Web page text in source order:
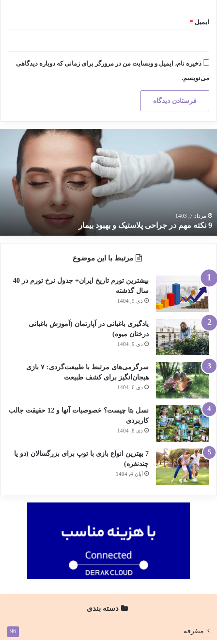
ایمیل *
ذخیره نام، ایمیل و وبسایت من در مرورگر برای زمانی که دوباره دیدگاهی
می‌نویسم.
مهم
جراحی
پلاستیک
و
بیمارمرداد 7, 1403
9 نکته مهم در جراحی پلاستیک و بهبود بیمار
مرتبط با این موضوع
بیشترین تورم تاریخ ایران+ جدول نرخ تورم در 40
سال گذشته
دی 9, 1404
یادگیری باغبانی در آپارتمان (آموزش باغبانی
درختان میوه)
دی 9, 1404
سرگرمی‌های مرتبط با طبیعت‌گردی: ۷ بازی
هیجان‌انگیز برای کشف طبیعت
دی 6, 1404
نسل بتا چیست؟ خصوصیات آنها و 12 حقیقت جالب
کاربردی
دی 8, 1404
7 بهترین انواع بازی با توپ برای بزرگسالان (دو یا
چندنفره)
آبان 4, 1404
دسته بندی
متفرقه 96